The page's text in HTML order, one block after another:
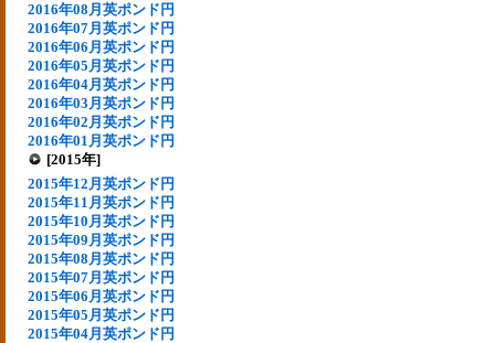
2016年08月英ポンド円
2016年07月英ポンド円
2016年06月英ポンド円
2016年05月英ポンド円
2016年04月英ポンド円
2016年03月英ポンド円
2016年02月英ポンド円
2016年01月英ポンド円
[2015年]
2015年12月英ポンド円
2015年11月英ポンド円
2015年10月英ポンド円
2015年09月英ポンド円
2015年08月英ポンド円
2015年07月英ポンド円
2015年06月英ポンド円
2015年05月英ポンド円
2015年04月英ポンド円